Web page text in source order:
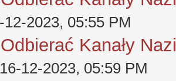
12-2023, 05:55 PM
Kanały
12-2023, 05:59 PM